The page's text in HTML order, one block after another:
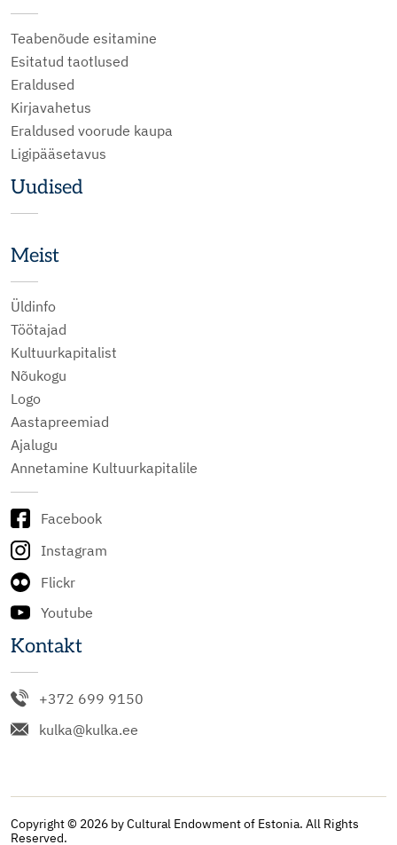
Teabenõude esitamine
Esitatud taotlused
Eraldused
Kirjavahetus
Eraldused voorude kaupa
Ligipääsetavus
Uudised
Meist
Üldinfo
Töötajad
Kultuurkapitalist
Nõukogu
Logo
Aastapreemiad
Ajalugu
Annetamine Kultuurkapitalile
Facebook
Instagram
Flickr
Youtube
Kontakt
+372 699 9150
kulka@kulka.ee
Copyright © 2026 by Cultural Endowment of Estonia. All Rights
Reserved.